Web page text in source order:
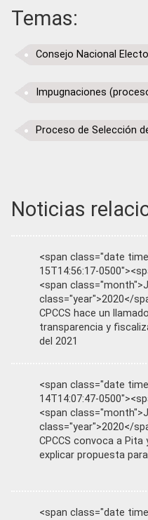
Temas:
Consejo Nacional
Impugnaciones
Proceso de Selección
Noticias
<span class="date
15T14:56:17-
<span
class="year">2020</
CPCCS hace un
transparencia y
del 2021
<span class="date
14T14:07:47-
<span
class="year">2020</
CPCCS convoca a Pita
explicar propuesta
<span class="date